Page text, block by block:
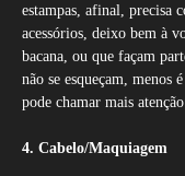
estampas, afinal, precisa
acessórios, deixo bem à
bacana, ou que façam
não se esqueçam, menos
pode chamar mais atenção
4. Cabelo/Maquiagem